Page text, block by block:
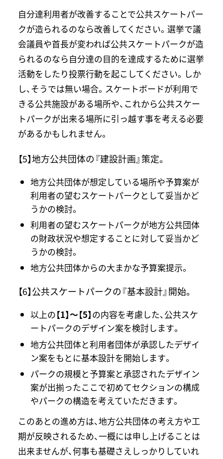
自分達利用者が改善することで公共スケートパー
クが造られるのなら改善してください。選挙で議
会議員や首長が変われば公共スケートパークが造
られるのなら自分達の目的を達成するために選挙
活動をしたり投票行動を起こしてください。しか
し、そうでは無い場合。スケートボードが利用で
きる公共施設がある場所や、これから公共スケー
トパークが出来る場所に引っ越す事を考える必要
があるかもしれません。
【5】地方公共団体の『建設計画』策定。
地方公共団体が想定している場所や予算案が
利用者の望むスケートパークとして妥当かど
うかの検討。
利用者の望むスケートパークが地方公共団体
の財政状況や想定することに対して妥当かど
うかの検討。
地方公共団体からの大まかな予算案提示。
【6】公共スケートパークの『基本設計』開始。
以上の【1】～【5】の内容を考慮した、公共スケ
ートパークのデザイン案を検討します。
地方公共団体と利用者団体が承認したデザイ
ン案をもとに基本設計を開始します。
パークの規模と予算案と承認されたデザイン
案が出揃ったここで初めてセクションの構成
やパークの構造を考えていただきます。
このあとの進め方は、地方公共団体の考え方や工
期が反映されるため、一概には申し上げることは
出来ませんが、何事も基礎さえしっかりしていれ